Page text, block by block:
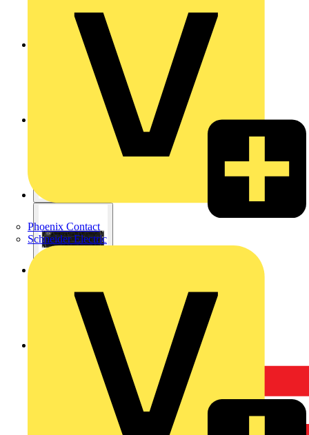
Phoenix Contact
Schneider Electric